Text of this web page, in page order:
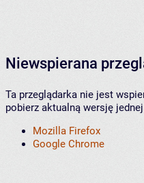
Niewspierana
Ta przeglądarka nie jest
pobierz aktualną wersję
Mozilla Firefox
Google Chrome